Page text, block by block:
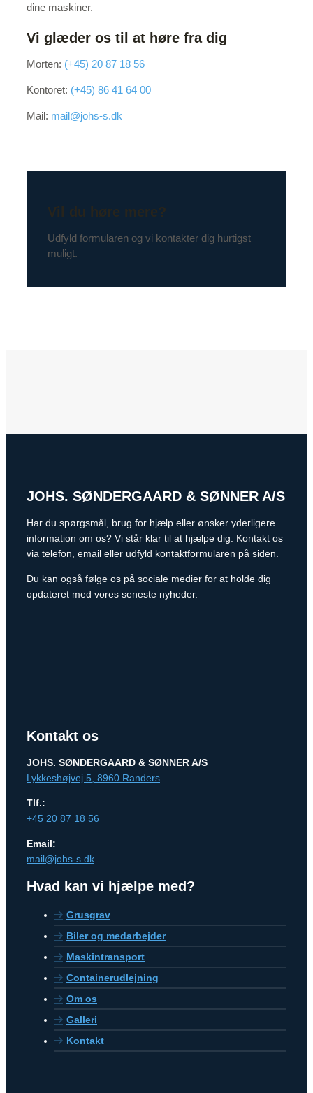
dine maskiner.
Vi glæder os til at høre fra dig
Morten: (+45) 20 87 18 56
Kontoret: (+45) 86 41 64 00
Mail: mail@johs-s.dk
Vil du høre mere?
Udfyld formularen og vi kontakter dig hurtigst
muligt.
JOHS. SØNDERGAARD & SØNNER A/S
Har du spørgsmål, brug for hjælp eller ønsker yderligere
information om os? Vi står klar til at hjælpe dig. Kontakt os
via telefon, email eller udfyld kontaktformularen på siden.
Du kan også følge os på sociale medier for at holde dig
opdateret med vores seneste nyheder.
Kontakt os
JOHS. SØNDERGAARD & SØNNER A/S
Lykkeshøjvej 5, 8960 Randers
Tlf.:
+45 20 87 18 56
Email:
mail@johs-s.dk
Hvad kan vi hjælpe med?
Grusgrav
Biler og medarbejder
Maskintransport
Containerudlejning
Om os
Galleri
Kontakt